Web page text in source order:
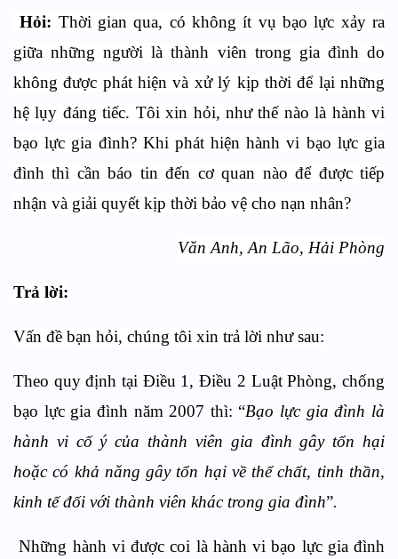
Hỏi: Thời gian qua, có không ít vụ bạo lực xảy ra
giữa những người là thành viên trong gia đình do
không được phát hiện và xử lý kịp thời để lại những
hệ lụy đáng tiếc. Tôi xin hỏi, như thế nào là hành vi
bạo lực gia đình? Khi phát hiện hành vi bạo lực gia
đình thì cần báo tin đến cơ quan nào để được tiếp
nhận và giải quyết kịp thời bảo vệ cho nạn nhân?
Văn Anh, An Lão, Hải Phòng
Trả lời:
Vấn đề bạn hỏi, chúng tôi xin trả lời như sau:
Theo quy định tại Điều 1, Điều 2 Luật Phòng, chống
bạo lực gia đình năm 2007 thì: “Bạo lực gia đình là
hành vi cố ý của thành viên gia đình gây tổn hại
hoặc có khả năng gây tổn hại về thể chất, tinh thần,
kinh tế đối với thành viên khác trong gia đình”.
Những hành vi được coi là hành vi bạo lực gia đình